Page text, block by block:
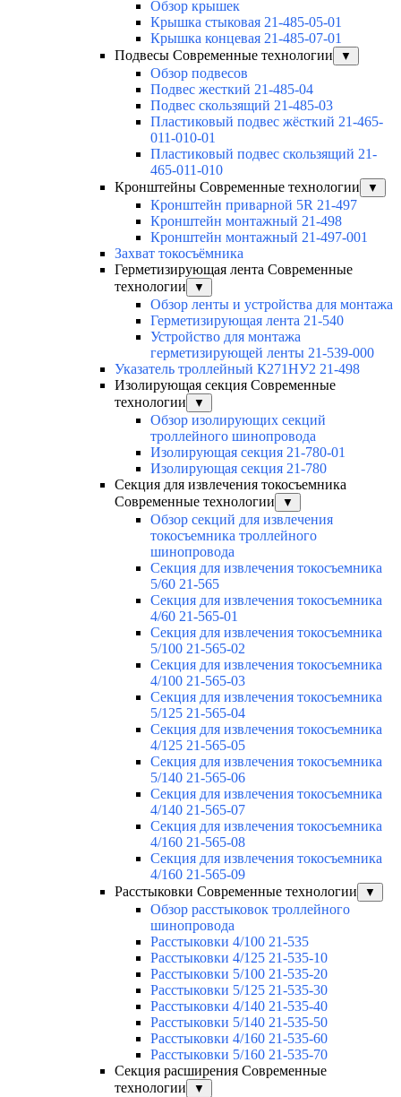
Обзор крышек
Крышка стыковая 21-485-05-01
Крышка концевая 21-485-07-01
Подвесы Современные технологии
▼
Обзор подвесов
Подвес жесткий 21-485-04
Подвес скользящий 21-485-03
Пластиковый подвес жёсткий 21-465-
011-010-01
Пластиковый подвес скользящий 21-
465-011-010
Кронштейны Современные технологии
▼
Кронштейн приварной 5R 21-497
Кронштейн монтажный 21-498
Кронштейн монтажный 21-497-001
Захват токосъёмника
Герметизирующая лента Современные
технологии
▼
Обзор ленты и устройства для монтажа
Герметизирующая лента 21-540
Устройство для монтажа
герметизирующей ленты 21-539-000
Указатель троллейный К271НУ2 21-498
Изолирующая секция Современные
технологии
▼
Обзор изолирующих секций
троллейного шинопровода
Изолирующая секция 21-780-01
Изолирующая секция 21-780
Секция для извлечения токосъемника
Современные технологии
▼
Обзор секций для извлечения
токосъемника троллейного
шинопровода
Секция для извлечения токосъемника
5/60 21-565
Секция для извлечения токосъемника
4/60 21-565-01
Секция для извлечения токосъемника
5/100 21-565-02
Секция для извлечения токосъемника
4/100 21-565-03
Секция для извлечения токосъемника
5/125 21-565-04
Секция для извлечения токосъемника
4/125 21-565-05
Секция для извлечения токосъемника
5/140 21-565-06
Секция для извлечения токосъемника
4/140 21-565-07
Секция для извлечения токосъемника
4/160 21-565-08
Секция для извлечения токосъемника
4/160 21-565-09
Расстыковки Современные технологии
▼
Обзор расстыковок троллейного
шинопровода
Расстыковки 4/100 21-535
Расстыковки 4/125 21-535-10
Расстыковки 5/100 21-535-20
Расстыковки 5/125 21-535-30
Расстыковки 4/140 21-535-40
Расстыковки 5/140 21-535-50
Расстыковки 4/160 21-535-60
Расстыковки 5/160 21-535-70
Секция расширения Современные
технологии
▼